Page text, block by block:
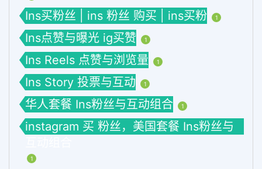
Ins买粉丝 | ins 粉丝 购买 | ins买粉 1
Ins点赞与曝光 ig买赞 1
Ins Reels 点赞与浏览量 1
Ins Story 投票与互动 1
华人套餐 Ins粉丝与互动组合 1
instagram 买 粉丝，美国套餐 Ins粉丝与
1